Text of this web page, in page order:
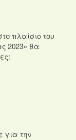
πλαίσιο του
2023» θα
για την